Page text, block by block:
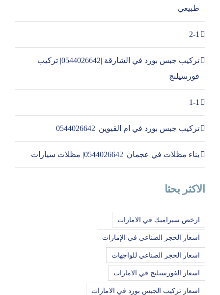
طبيعي
2-1
تركيب جبس بورد في الشارقة |0544026642| تركيب
فورسيلنج
1-1
تركيب جبس بورد في ام القيوين |0544026642
بناء مظلات في عجمان |0544026642| مظلات سيارات
الاكثر بحثا
ارخص سيراميك في الامارات
اسعار الحجر الصناعي في الإمارات
اسعار الحجر الصناعي للواجهات
اسعار الفورسيلنج في الامارات
اسعار تركيب الجبس بورد في الامارات